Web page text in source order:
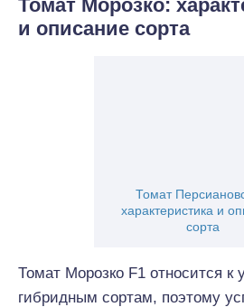
Томат Морозко:
и описание сорта
Томат
характеристика и
сорта
Томат Морозко F1 относится к
гибридным сортам, поэтому